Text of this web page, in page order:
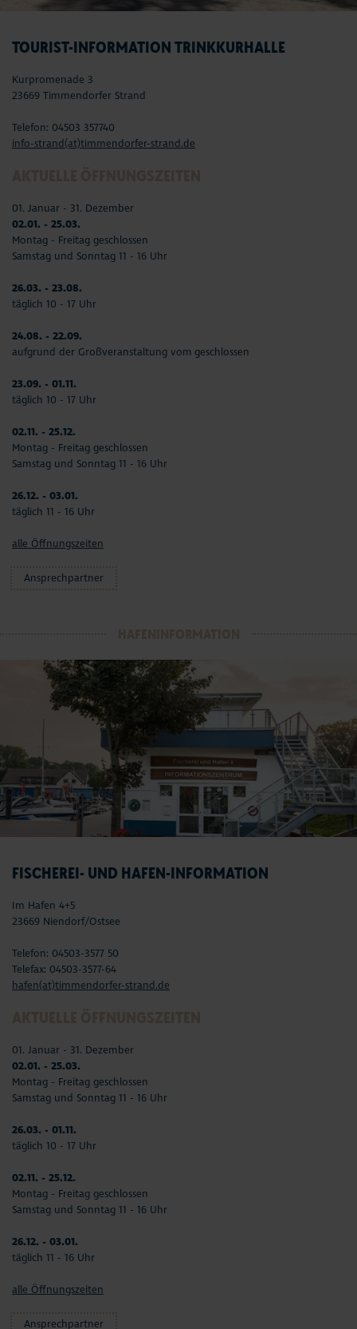
TOURIST-INFORMATION TRINKKURHALLE
Kurpromenade 3
23669 Timmendorfer Strand
Telefon: 04503 357740
info-strand(at)timmendorfer-strand.de
01. Januar - 31. Dezember
02.01. - 25.03.
Montag - Freitag geschlossen
Samstag und Sonntag 11 - 16 Uhr
26.03. - 23.08.
täglich 10 - 17 Uhr
24.08. - 22.09.
aufgrund der Großveranstaltung vom geschlossen
23.09. - 01.11.
täglich 10 - 17 Uhr
02.11. - 25.12.
Montag - Freitag geschlossen
Samstag und Sonntag 11 - 16 Uhr
26.12. - 03.01.
täglich 11 - 16 Uhr
alle Öffnungszeiten
Ansprechpartner
FISCHEREI- UND HAFEN-INFORMATION
Im Hafen 4+5
23669 Niendorf/Ostsee
Telefon: 04503-3577 50
Telefax: 04503-3577-64
hafen(at)timmendorfer-strand.de
01. Januar - 31. Dezember
02.01. - 25.03.
Montag - Freitag geschlossen
Samstag und Sonntag 11 - 16 Uhr
26.03. - 01.11.
täglich 10 - 17 Uhr
02.11. - 25.12.
Montag - Freitag geschlossen
Samstag und Sonntag 11 - 16 Uhr
26.12. - 03.01.
täglich 11 - 16 Uhr
alle Öffnungszeiten
Ansprechpartner